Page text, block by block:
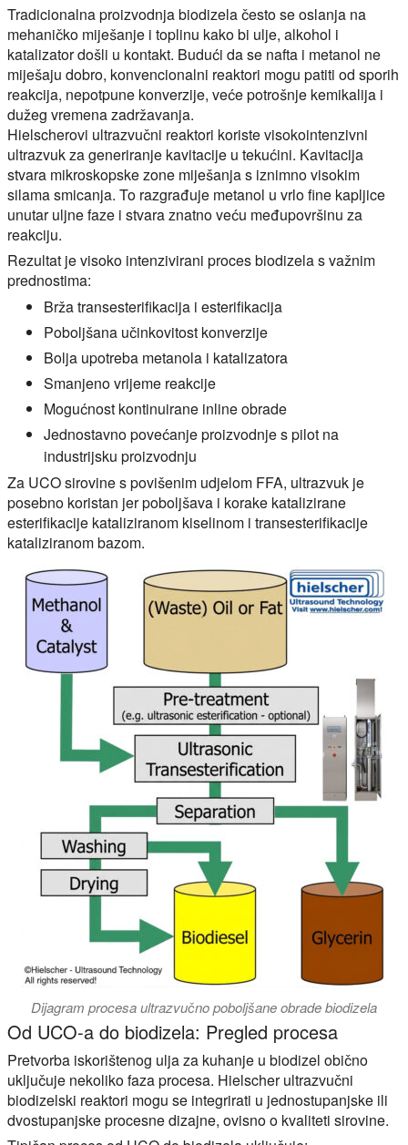
Tradicionalna proizvodnja biodizela često se oslanja na
mehaničko miješanje i toplinu kako bi ulje, alkohol i
katalizator došli u kontakt. Budući da se nafta i metanol ne
miješaju dobro, konvencionalni reaktori mogu patiti od sporih
reakcija, nepotpune konverzije, veće potrošnje kemikalija i
dužeg vremena zadržavanja.
Hielscherovi ultrazvučni reaktori koriste visokointenzivni
ultrazvuk za generiranje kavitacije u tekućini. Kavitacija
stvara mikroskopske zone miješanja s iznimno visokim
silama smicanja. To razgrađuje metanol u vrlo fine kapljice
unutar uljne faze i stvara znatno veću međupovršinu za
reakciju.
Rezultat je visoko intenzivirani proces biodizela s važnim
prednostima:
Brža transesterifikacija i esterifikacija
Poboljšana učinkovitost konverzije
Bolja upotreba metanola i katalizatora
Smanjeno vrijeme reakcije
Mogućnost kontinuirane inline obrade
Jednostavno povećanje proizvodnje s pilot na
industrijsku proizvodnju
Za UCO sirovine s povišenim udjelom FFA, ultrazvuk je
posebno koristan jer poboljšava i korake katalizirane
esterifikacije kataliziranom kiselinom i transesterifikacije
kataliziranom bazom.
Dijagram procesa ultrazvučno poboljšane obrade biodizela
Od UCO-a do biodizela: Pregled procesa
Pretvorba iskorištenog ulja za kuhanje u biodizel obično
uključuje nekoliko faza procesa. Hielscher ultrazvučni
biodizelski reaktori mogu se integrirati u jednostupanjske ili
dvostupanjske procesne dizajne, ovisno o kvaliteti sirovine.